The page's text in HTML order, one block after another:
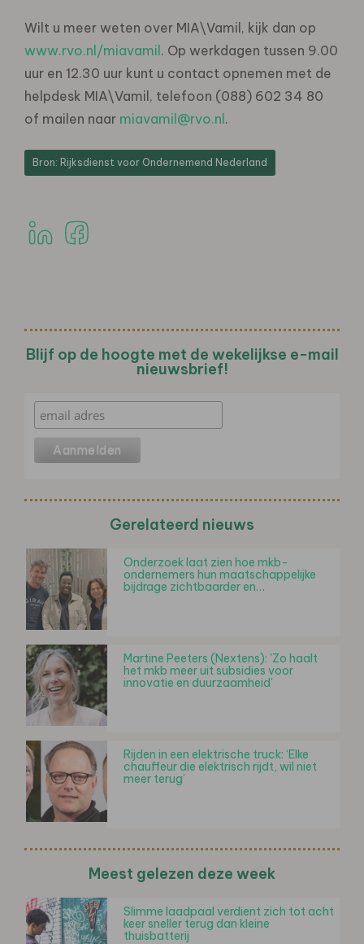
Wilt u meer weten over MIA\Vamil, kijk dan op
www.rvo.nl/miavamil. Op werkdagen tussen 9.00
uur en 12.30 uur kunt u contact opnemen met de
helpdesk MIA\Vamil, telefoon (088) 602 34 80
of mailen naar miavamil@rvo.nl.
Bron: Rijksdienst voor Ondernemend Nederland
Blijf op de hoogte met de wekelijkse e-mail
nieuwsbrief!
Gerelateerd nieuws
Onderzoek laat zien hoe mkb-
ondernemers hun maatschappelijke
bijdrage zichtbaarder en…
Martine Peeters (Nextens): 'Zo haalt
het mkb meer uit subsidies voor
innovatie en duurzaamheid'
Rijden in een elektrische truck: ‘Elke
chauffeur die elektrisch rijdt, wil niet
meer terug’
Meest gelezen deze week
Slimme laadpaal verdient zich tot acht
keer sneller terug dan kleine
thuisbatterij